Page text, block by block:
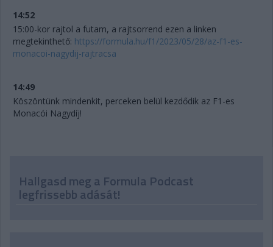
14:52
15:00-kor rajtol a futam, a rajtsorrend ezen a linken
megtekinthető: https://formula.hu/f1/2023/05/28/az-f1-es-
monacoi-nagydij-rajtracsa
14:49
Köszöntünk mindenkit, perceken belül kezdődik az F1-es
Monacói Nagydíj!
Hallgasd meg a Formula Podcast
legfrissebb adását!